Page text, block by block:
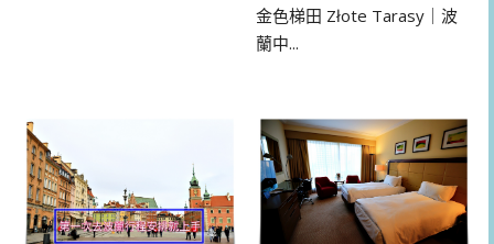
金色梯田 Złote Tarasy｜波
蘭中...